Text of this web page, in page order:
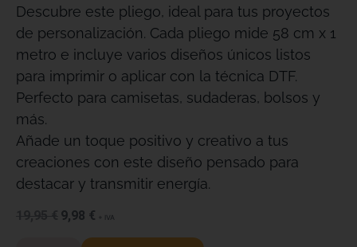
Descubre este pliego, ideal para tus proyectos
de personalización. Cada pliego mide 58 cm x 1
metro e incluye varios diseños únicos listos
para imprimir o aplicar con la técnica DTF.
Perfecto para camisetas, sudaderas, bolsos y
más.
Añade un toque positivo y creativo a tus
creaciones con este diseño pensado para
destacar y transmitir energía.
9,98 € + IVA